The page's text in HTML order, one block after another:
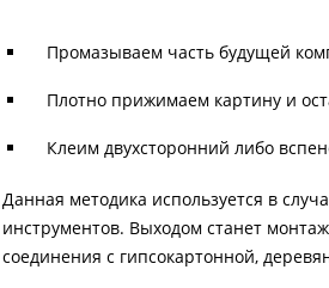
Промазываем часть будущей
Плотно прижимаем картину и
Клеим двухсторонний либо
Данная методика используется в
инструментов. Выходом станет
соединения с гипсокартонной,